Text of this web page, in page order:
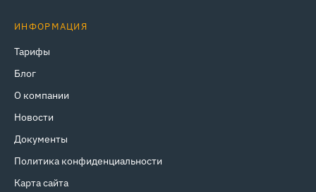
ИНФОРМАЦИЯ
Тарифы
Блог
О компании
Новости
Документы
Политика конфиденциальности
Карта сайта